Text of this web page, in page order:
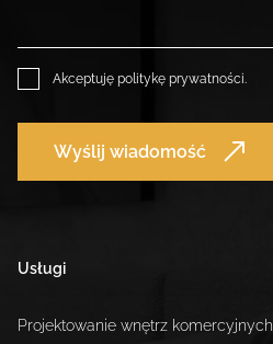
Usługi
Projektowanie wnętrz komercyjnych
Akceptuję politykę prywatności.
Wyślij wiadomość